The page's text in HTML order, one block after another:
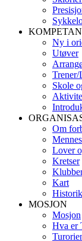
Ny i
Utøver
Skole
Om
Lover
Kretser
Kart
MOSJON
Mosjon
Hva er